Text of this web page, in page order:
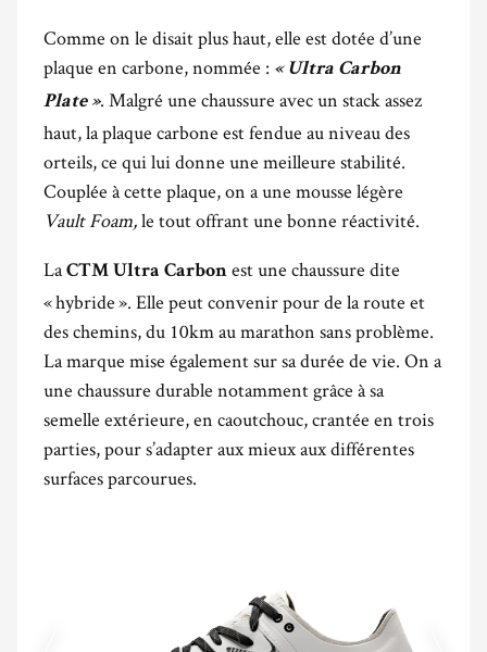
Comme on le disait plus haut, elle est dotée d’une
plaque en carbone, nommée : « Ultra Carbon
Plate ». Malgré une chaussure avec un stack assez
haut, la plaque carbone est fendue au niveau des
orteils, ce qui lui donne une meilleure stabilité.
Couplée à cette plaque, on a une mousse légère
Vault Foam,le tout offrant une bonne réactivité.
LaCTM Ultra Carbon est une chaussure dite
« hybride ». Elle peut convenir pour de la route et
des chemins, du 10km au marathon sans problème.
La marque mise également sur sa durée de vie. On a
une chaussure durable notamment grâce à sa
semelle extérieure, en caoutchouc, crantée en trois
parties, pour s’adapter aux mieux aux différentes
surfaces parcourues.